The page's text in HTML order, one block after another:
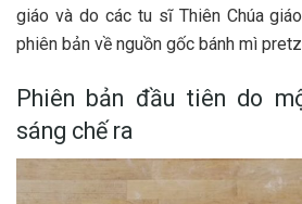
giáo và do các tu sĩ Thiên Chúa
phiên bản về nguồn gốc bánh mì
Phiên bản đầu tiên do
sáng chế ra